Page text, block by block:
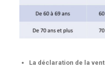
La déclaration de la